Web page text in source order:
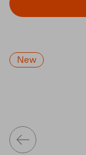
New